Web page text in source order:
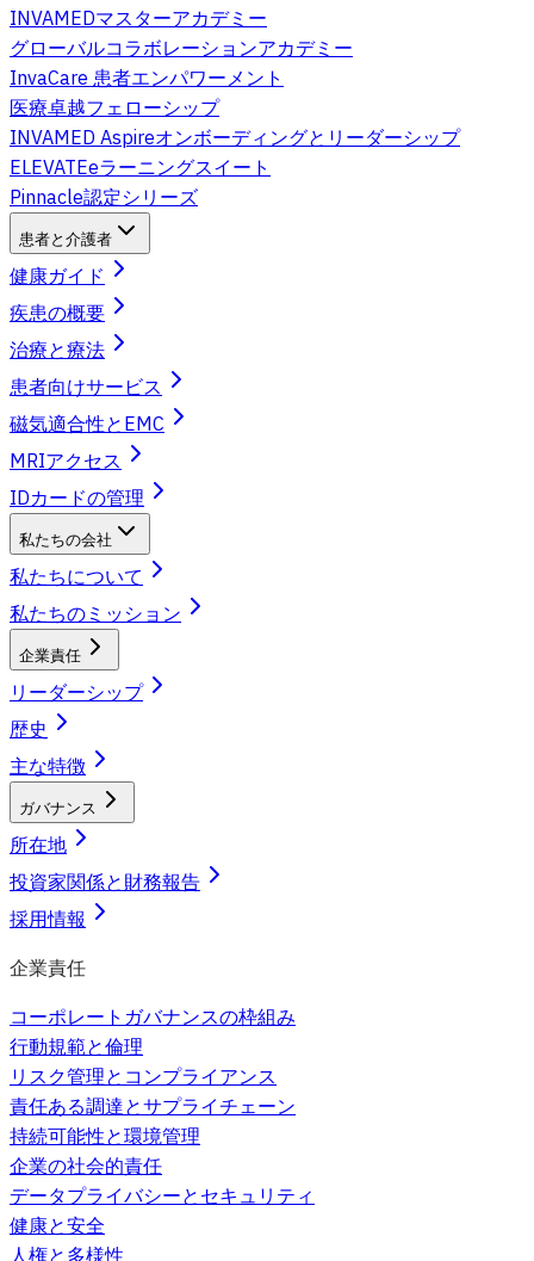
INVAMEDマスターアカデミー
グローバルコラボレーションアカデミー
InvaCare 患者エンパワーメント
医療卓越フェローシップ
INVAMED Aspireオンボーディングとリーダーシップ
ELEVATEeラーニングスイート
Pinnacle認定シリーズ
患者と介護者
健康ガイド
疾患の概要
治療と療法
患者向けサービス
磁気適合性とEMC
MRIアクセス
IDカードの管理
私たちの会社
私たちについて
私たちのミッション
企業責任
リーダーシップ
歴史
主な特徴
ガバナンス
所在地
投資家関係と財務報告
採用情報
企業責任
コーポレートガバナンスの枠組み
行動規範と倫理
リスク管理とコンプライアンス
責任ある調達とサプライチェーン
持続可能性と環境管理
企業の社会的責任
データプライバシーとセキュリティ
健康と安全
人権と多様性